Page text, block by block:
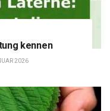
kennen
2026